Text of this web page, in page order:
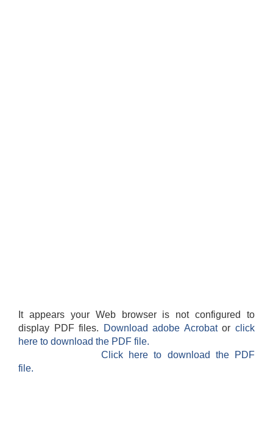
It appears your Web browser is not configured to
display PDF files.
Download adobe Acrobatorclick
here to download the PDF file.
Click here to download the PDF
file.